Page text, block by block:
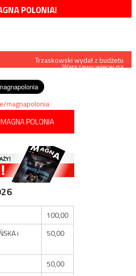
POLONIA!
Trzaskowski wydał z budżetu
Warszawy więcej na
magnapolonia
POLONIA
100,00
i
50,00
50,00